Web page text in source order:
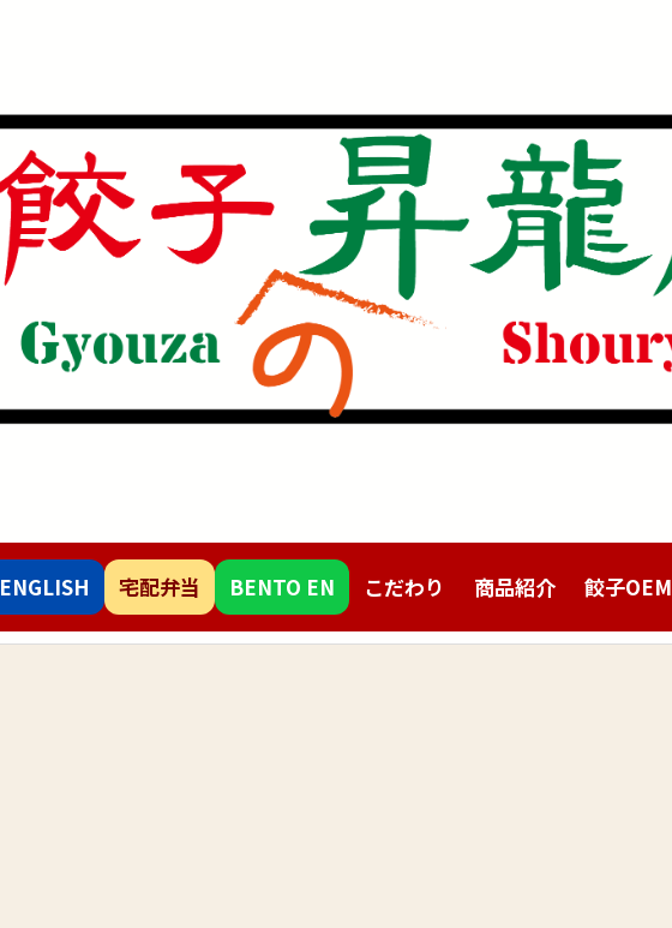
ENGLISH 宅配弁当 BENTO EN こだわり 商品紹介 餃子OEM